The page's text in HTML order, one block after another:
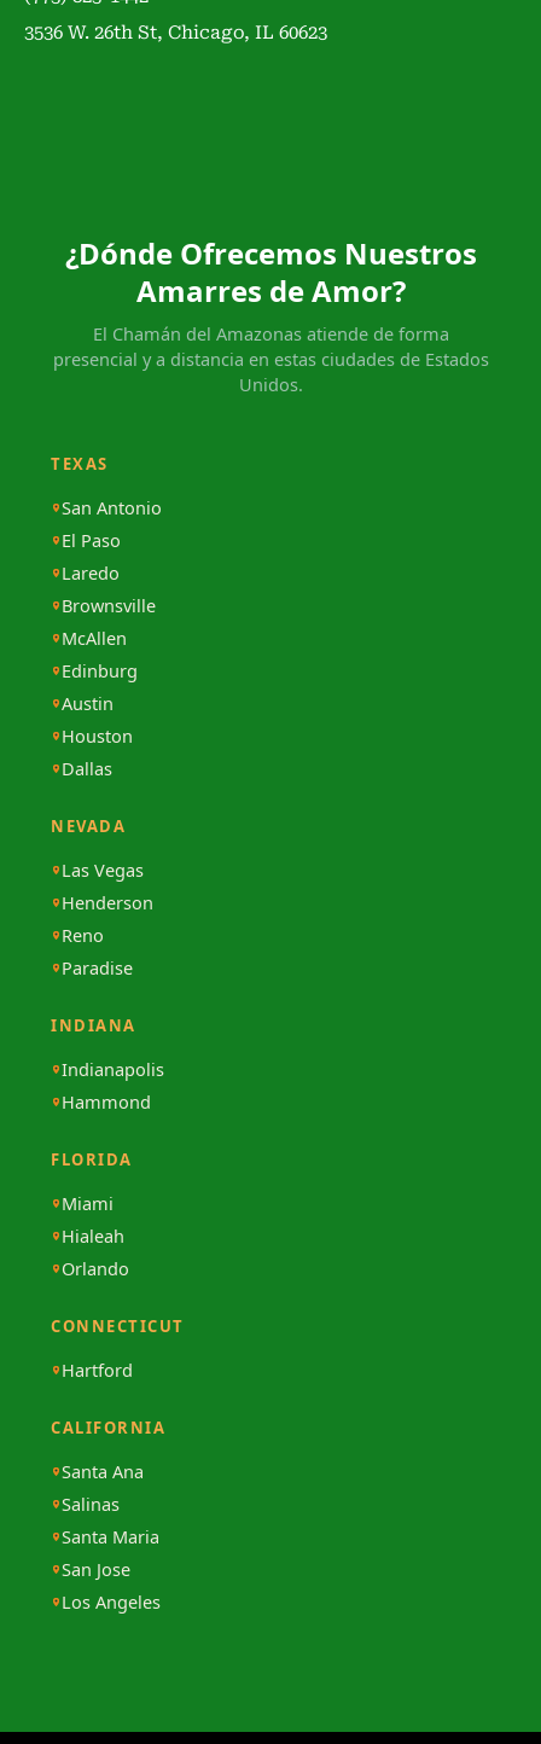
3536 W. 26th St, Chicago, IL 60623
¿Dónde Ofrecemos Nuestros
Amarres de Amor?
El Chamán del Amazonas atiende de forma
presencial y a distancia en estas ciudades de Estados
Unidos.
TEXAS
San Antonio
El Paso
Laredo
Brownsville
McAllen
Edinburg
Austin
Houston
Dallas
NEVADA
Las Vegas
Henderson
Reno
Paradise
INDIANA
Indianapolis
Hammond
FLORIDA
Miami
Hialeah
Orlando
CONNECTICUT
Hartford
CALIFORNIA
Santa Ana
Salinas
Santa Maria
San Jose
Los Angeles